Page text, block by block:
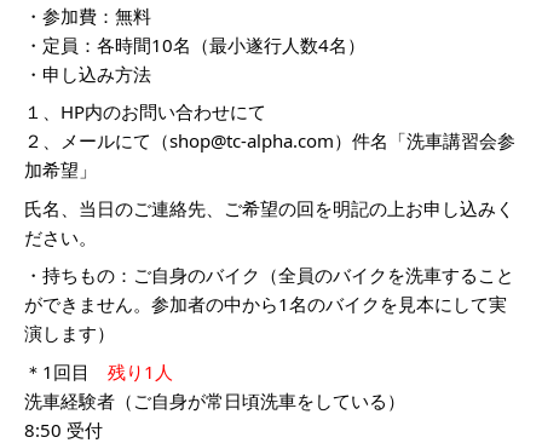
・参加費：無料
・定員：各時間10名（最小遂行人数4名）
・申し込み方法
１、HP内のお問い合わせにて
２、メールにて（shop@tc-alpha.com）件名「洗車講習会参
加希望」
氏名、当日のご連絡先、ご希望の回を明記の上お申し込みく
ださい。
・持ちもの：ご自身のバイク（全員のバイクを洗車すること
ができません。参加者の中から1名のバイクを見本にして実
演します）
＊1回目 残り1人
洗車経験者（ご自身が常日頃洗車をしている）
8:50 受付